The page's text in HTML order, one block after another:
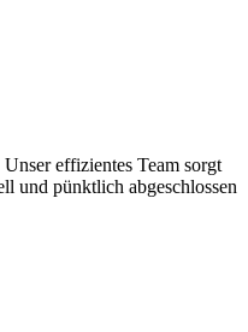
effizientes Team sorgt
und pünktlich abgeschlossen